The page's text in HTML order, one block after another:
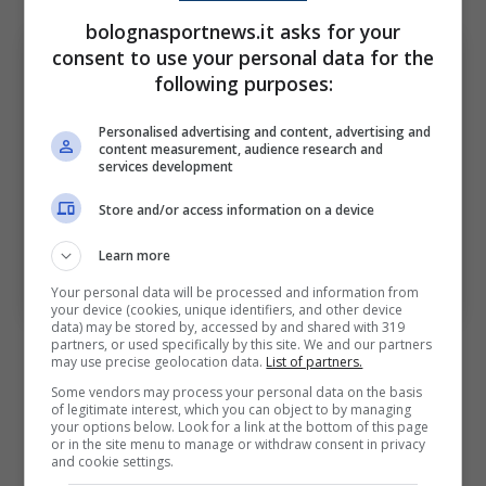
Curva Bulgarelli, già Andrea Costa, Bologna (ph.
Image Sport)
Le ragioni di una decisione
storica
bolognasportnews.it asks for your
consent to use your personal data for the
following purposes:
Personalised advertising and content, advertising and
content measurement, audience research and
services development
Store and/or access information on a device
Learn more
Your personal data will be processed and information from
your device (cookies, unique identifiers, and other device
data) may be stored by, accessed by and shared with 319
partners, or used specifically by this site. We and our partners
may use precise geolocation data. List of partners.
Some vendors may process your personal data on the basis
of legitimate interest, which you can object to by managing
your options below. Look for a link at the bottom of this page
or in the site menu to manage or withdraw consent in privacy
and cookie settings.